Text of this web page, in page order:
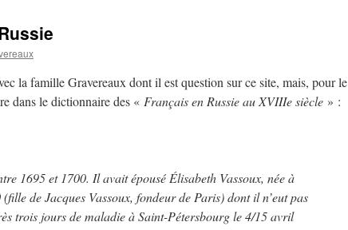
la famille Gravereaux dont il est question sur ce site, mais, pour le
dans le dictionnaire des « Français en Russie au XVIIIe siècle » :
1695 et 1700. Il avait épousé Élisabeth Vassoux, née à
de Jacques Vassoux, fondeur de Paris) dont il n’eut pas
trois jours de maladie à Saint-Pétersbourg le 4/15 avril